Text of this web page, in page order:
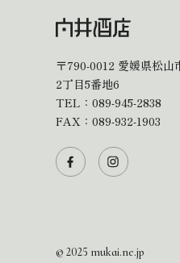
〒790-0012 愛媛県松山
2丁目5番地6
TEL： 089-945-2838
FAX：089-932-1903
© 2025 mukai.ne.jp